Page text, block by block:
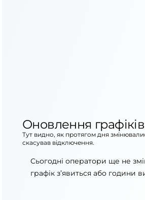
Оновлення
Тут видно, як протягом дня
скасував відключення.
Сьогодні оператори ще не
графік з’явиться або години